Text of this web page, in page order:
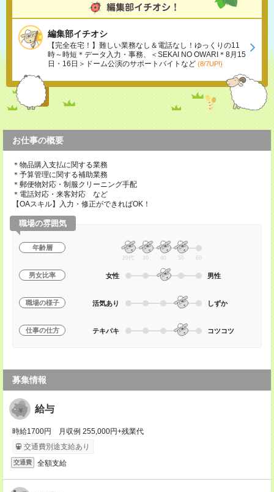
編集部イチオシ
【完全在宅！】難しい業務なし＆電話なし！ゆっくりの11
時～時短＊データ入力・事務、＜SEKAI NO OWARI＊8月15
日・16日＞ドーム公演のサポートバイトなど (8/7UP!)
お仕事の概要
＊物品購入支払に関する業務
＊予算管理に関する補助業務
＊郵便物対応・制服クリーニング手配
＊電話対応・来客対応 など
【OAスキル】入力・修正ができればOK！
職場の雰囲気
年齢層
20代 30 40 50 60
男女比率 女性 男性
職場の様子 活気あり しずか
仕事の仕方 テキパキ コツコツ
募集情報
給与
時給1700円 月収例 255,000円+残業代
交通費別途支給あり
交通費 全額支給